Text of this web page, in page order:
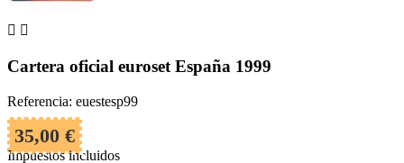
 
Cartera oficial euroset España 1999
Referencia: euestesp99
35,00 €
Impuestos incluidos